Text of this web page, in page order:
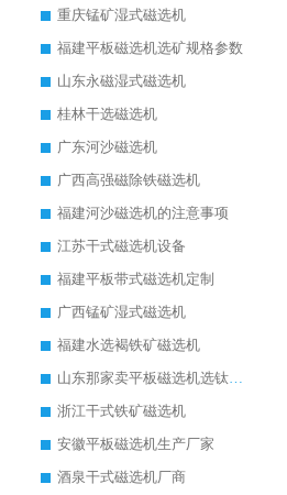
重庆锰矿湿式磁选机
福建平板磁选机选矿规格参数
山东永磁湿式磁选机
桂林干选磁选机
广东河沙磁选机
广西高强磁除铁磁选机
福建河沙磁选机的注意事项
江苏干式磁选机设备
福建平板带式磁选机定制
广西锰矿湿式磁选机
福建水选褐铁矿磁选机
山东那家卖平板磁选机选钛矿用
浙江干式铁矿磁选机
安徽平板磁选机生产厂家
酒泉干式磁选机厂商